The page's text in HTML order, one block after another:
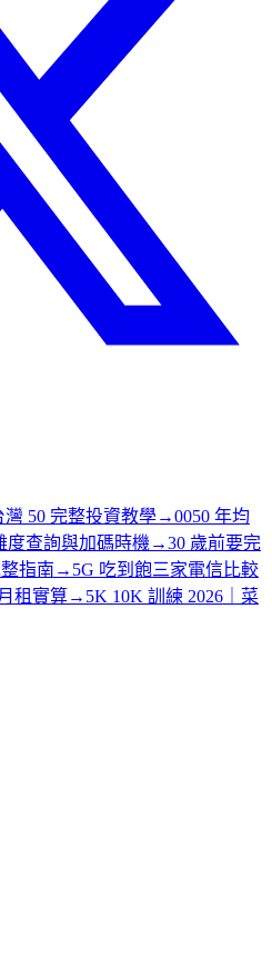
灣 50 完整投資教學→0050 年均
度查詢與加碼時機 →30 歲前要完
指南 → 5G 吃到飽三家電信比較
租實算→ 5K 10K 訓練 2026｜菜